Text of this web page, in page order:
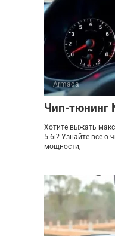
Armada
Чип-тюнинг
Хотите выжать
5.6i? Узнайте все о
мощности,